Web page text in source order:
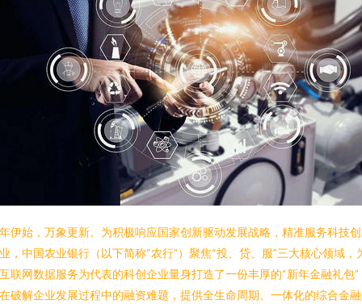
伊始，万象更新。为积极响应国家创新驱动发展战略，精准服务科技
，中国农业银行（以下简称“农行”）聚焦“投、贷、服”三大核心领域，
联网数据服务为代表的科创企业量身打造了一份丰厚的“新年金融礼包”
破解企业发展过程中的融资难题，提供全生命周期、一体化的综合金